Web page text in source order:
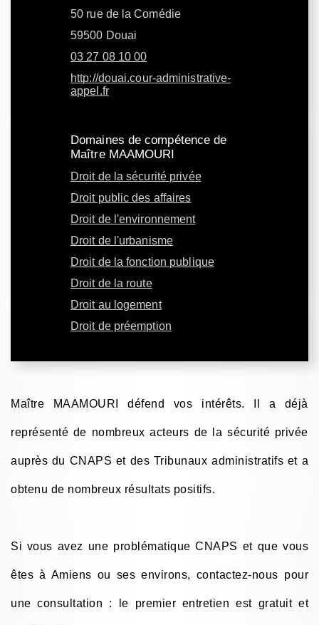
50 rue de la Comédie
59500 Douai
03 27 08 10 00
http://douai.cour-administrative-
appel.fr
Domaines de compétence de
Maître MAAMOURI
Droit de la sécurité privée
Droit public des affaires
Droit de l'environnement
Droit de l'urbanisme
Droit de la fonction publique
Droit de la route
Droit au logement
Droit de préemption
Maître MAAMOURI défend vos intérêts. Il a déjà
représenté de nombreux acteurs de la sécurité privée
auprès du CNAPS et des Tribunaux administratifs et a
obtenu de nombreux résultats positifs.
Si vous avez une problématique CNAPS et que vous
êtes à Amiens ou ses environs, contactez-nous pour
une consultation : le premier entretien est gratuit et